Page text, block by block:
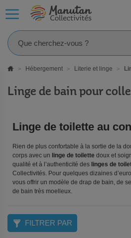
Hébergement Literie et linge
Linge de bain pour
Linge de toilette au
Rien de plus confortable à la sortie de la
corps avec un linge de toilette doux et
qualité et à l’authenticité des linges de
Collectivités. Pour quelques dizaines
vous offrir un modèle de drap de bain, de
de bain très moelleux.
FILTRER PAR